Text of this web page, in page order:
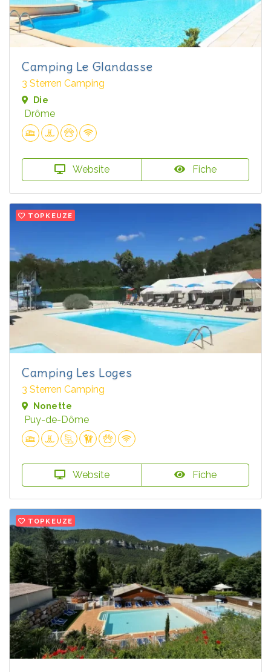
Camping Le Glandasse
3 Sterren Camping
Die
Drôme
Website Fiche
TOPKEUZE
Camping Les Loges
3 Sterren Camping
Nonette
Puy-de-Dôme
Website Fiche
TOPKEUZE